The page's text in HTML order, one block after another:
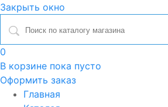
Закрыть окно
0
В корзине пока пусто
Оформить заказ
Главная